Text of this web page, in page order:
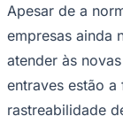
Apesar de a
empresas ainda
atender às
entraves estão
rastreabilidade